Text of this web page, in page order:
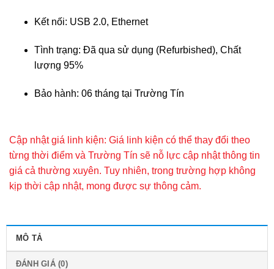
Kết nối: USB 2.0, Ethernet
Tình trạng: Đã qua sử dụng (Refurbished), Chất
lượng 95%
Bảo hành: 06 tháng tại Trường Tín
Cập nhật giá linh kiện: Giá linh kiện có thể thay đổi theo
từng thời điểm và Trường Tín sẽ nỗ lực cập nhật thông tin
giá cả thường xuyên. Tuy nhiên, trong trường hợp không
kịp thời cập nhật, mong được sự thông cảm.
MÔ TẢ
ĐÁNH GIÁ (0)